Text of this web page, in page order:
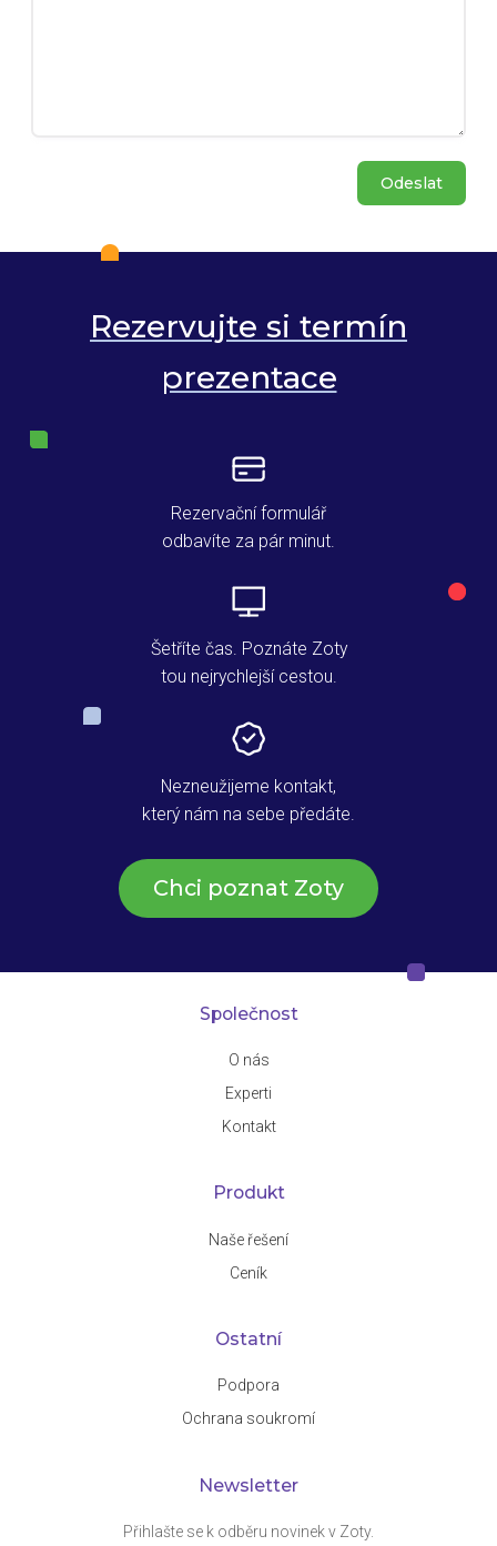
Rezervujte si termín
prezentace
Rezervační formulář
odbavíte za pár minut.
Šetříte čas. Poznáte Zoty
tou nejrychlejší cestou.
Nezneužijeme kontakt,
který nám na sebe předáte.
Chci poznat Zoty
Společnost
O nás
Experti
Kontakt
Produkt
Naše řešení
Ceník
Ostatní
Podpora
Ochrana soukromí
Newsletter
Přihlašte se k odběru novinek v Zoty.